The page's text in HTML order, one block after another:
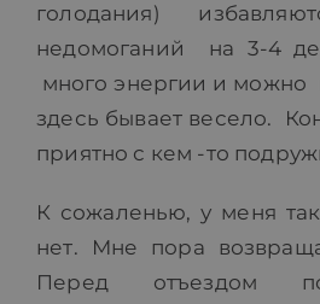
голодания)
недомоганий на 3-4
много энергии и можно
здесь бывает весело.
приятно с кем -то
К сожаленью, у меня
нет. Мне пора
Перед отъездом